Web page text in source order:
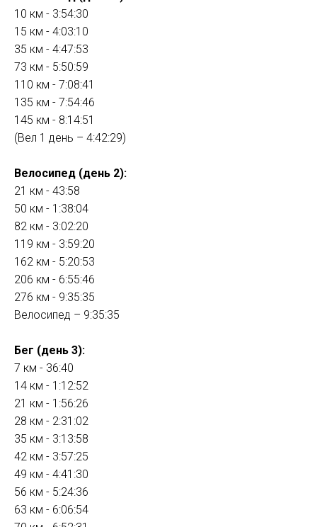
10 км - 3:54:30
15 км - 4:03:10
35 км - 4:47:53
73 км - 5:50:59
110 км - 7:08:41
135 км - 7:54:46
145 км - 8:14:51
(Вел 1 день – 4:42:29)
Велосипед (день 2):
21 км - 43:58
50 км - 1:38:04
82 км - 3:02:20
119 км - 3:59:20
162 км - 5:20:53
206 км - 6:55:46
276 км - 9:35:35
Велосипед – 9:35:35
Бег (день 3):
7 км - 36:40
14 км - 1:12:52
21 км - 1:56:26
28 км - 2:31:02
35 км - 3:13:58
42 км - 3:57:25
49 км - 4:41:30
56 км - 5:24:36
63 км - 6:06:54